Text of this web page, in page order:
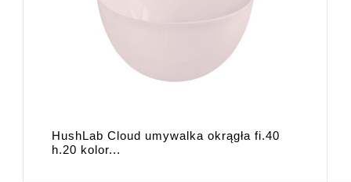
HushLab Cloud umywalka okrągła fi.40
h.20 kolor...